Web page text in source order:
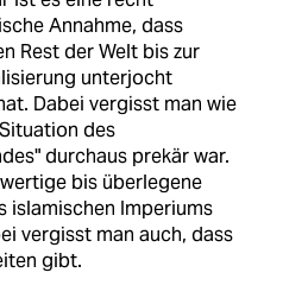
Annahme, dass
Rest der Welt bis zur
unterjocht
Dabei vergisst man wie
des
durchaus prekär war.
bis überlegene
islamischen Imperiums
vergisst man auch, dass
gibt.